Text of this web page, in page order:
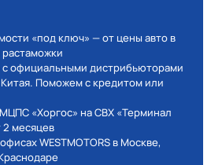
«под ключ» — от цены авто в
растаможки
официальными дистрибьюторами
Поможем с кредитом или
«Хоргос» на СВХ «Терминал
месяцев
WESTMOTORS в Москве,